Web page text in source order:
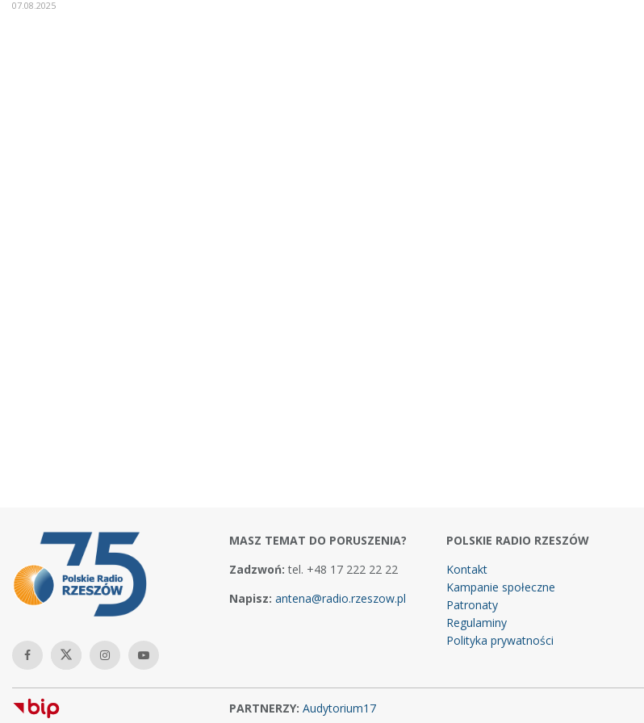
07.08.2025
MASZ TEMAT DO PORUSZENIA?
Zadzwoń: tel. +48 17 222 22 22
Napisz: antena@radio.rzeszow.pl
POLSKIE RADIO RZESZÓW
Kontakt
Kampanie społeczne
Patronaty
Regulaminy
Polityka prywatności
PARTNERZY: Audytorium17